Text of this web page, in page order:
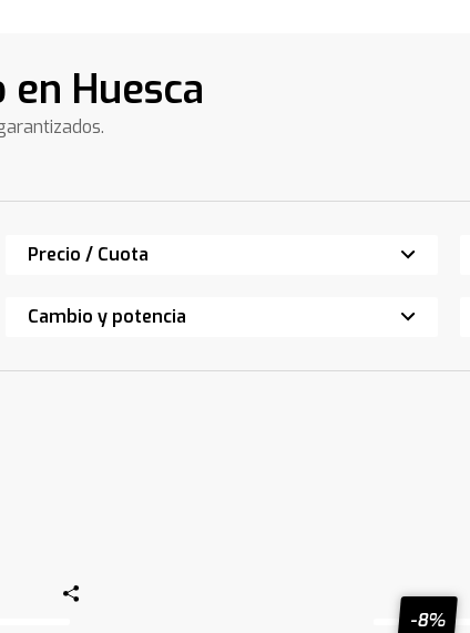
Huesca
Precio / Cuota
Cambio y potencia
-8%